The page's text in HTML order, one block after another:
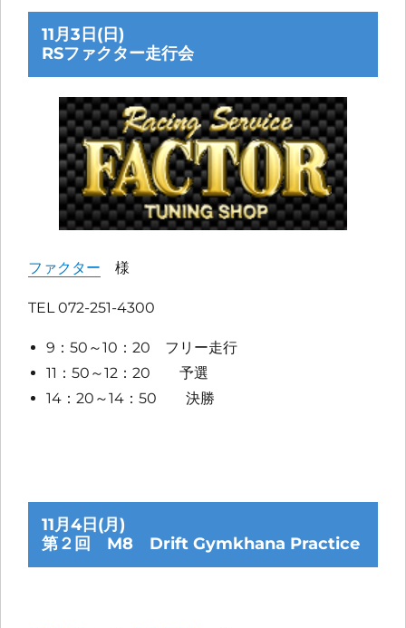
11月3日(日)
RSファクター走行会
ファクター 様
TEL 072-251-4300
9：50～10：20 フリー走行
11：50～12：20 予選
14：20～14：50 決勝
11月4日(月)
第２回 M8 Drift Gymkhana Practice